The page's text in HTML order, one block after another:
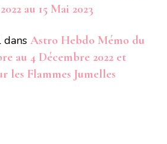
au 15 Mai 2023
dans Astro Hebdo Mémo du
au 4 Décembre 2022 et
les Flammes Jumelles